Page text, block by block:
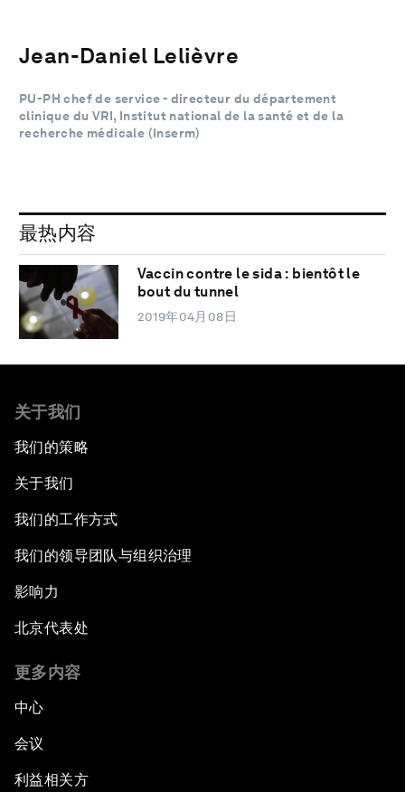
Jean-Daniel Lelièvre
PU-PH chef de service - directeur du département
clinique du VRI, Institut national de la santé et de la
recherche médicale (Inserm)
最热内容
Vaccin contre le sida : bientôt le
bout du tunnel
2019年04月08日
关于我们
我们的策略
关于我们
我们的工作方式
我们的领导团队与组织治理
影响力
北京代表处
更多内容
中心
会议
利益相关方